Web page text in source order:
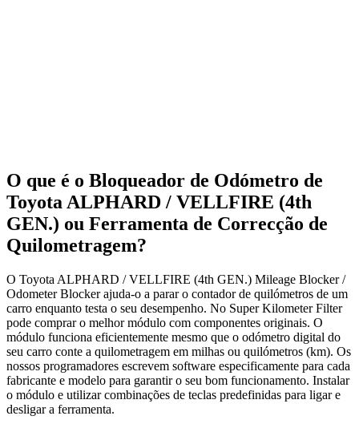
O que é o Bloqueador de Odómetro de
Toyota ALPHARD / VELLFIRE (4th
GEN.) ou Ferramenta de Correcção de
Quilometragem?
O Toyota ALPHARD / VELLFIRE (4th GEN.) Mileage Blocker /
Odometer Blocker ajuda-o a parar o contador de quilómetros de um
carro enquanto testa o seu desempenho. No Super Kilometer Filter
pode comprar o melhor módulo com componentes originais. O
módulo funciona eficientemente mesmo que o odómetro digital do
seu carro conte a quilometragem em milhas ou quilómetros (km). Os
nossos programadores escrevem software especificamente para cada
fabricante e modelo para garantir o seu bom funcionamento. Instalar
o módulo e utilizar combinações de teclas predefinidas para ligar e
desligar a ferramenta.